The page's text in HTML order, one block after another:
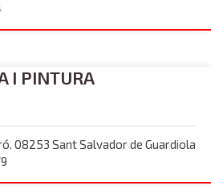
I PINTURA
08253 Sant Salvador de Guardiola